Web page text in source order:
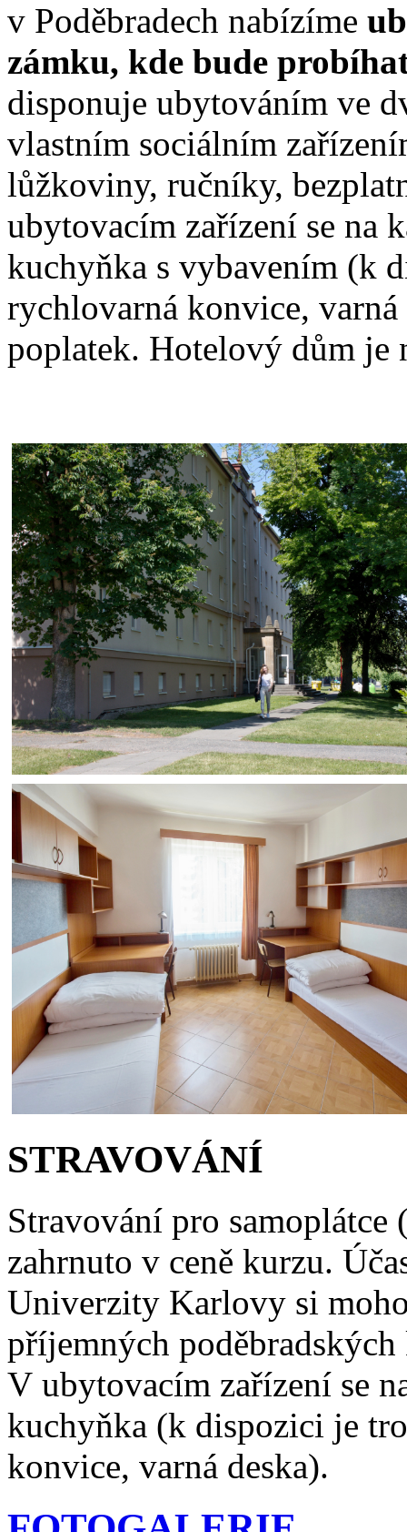
v Poděbradech nabízíme
zámku, kde bude
disponuje ubytováním ve
vlastním sociálním
lůžkoviny, ručníky,
ubytovacím zařízení se na
kuchyňka s vybavením (k
rychlovarná konvice,
poplatek. Hotelový dům je
STRAVOVÁNÍ
Stravování pro
zahrnuto v ceně kurzu.
Univerzity Karlovy si
příjemných poděbradských
V ubytovacím zařízení se
kuchyňka (k dispozici je
konvice, varná deska).